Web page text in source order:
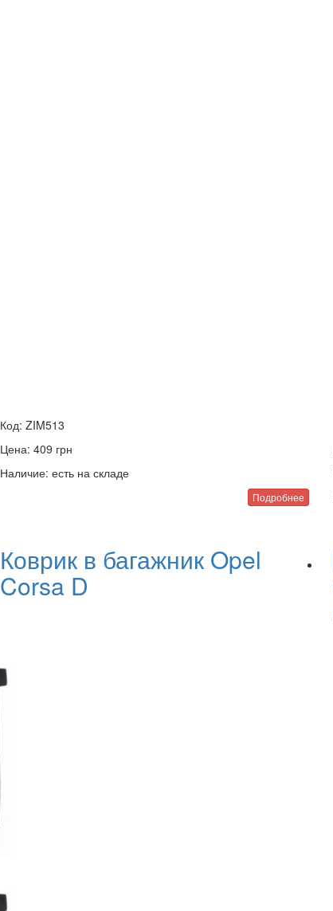
Код: ZIM513
Цена: 409 грн
Наличие: есть на складе
Подробнее
Коврик в багажник Opel
Corsa D